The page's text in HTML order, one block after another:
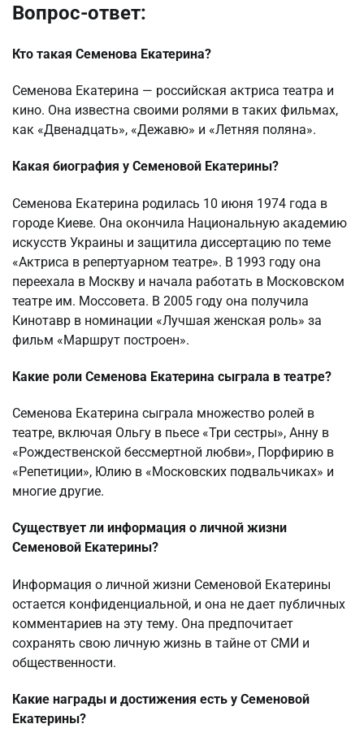
Вопрос-ответ:
Кто такая Семенова Екатерина?
Семенова Екатерина — российская актриса театра и
кино. Она известна своими ролями в таких фильмах,
как «Двенадцать», «Дежавю» и «Летняя поляна».
Какая биография у Семеновой Екатерины?
Семенова Екатерина родилась 10 июня 1974 года в
городе Киеве. Она окончила Национальную академию
искусств Украины и защитила диссертацию по теме
«Актриса в репертуарном театре». В 1993 году она
переехала в Москву и начала работать в Московском
театре им. Моссовета. В 2005 году она получила
Кинотавр в номинации «Лучшая женская роль» за
фильм «Маршрут построен».
Какие роли Семенова Екатерина сыграла в театре?
Семенова Екатерина сыграла множество ролей в
театре, включая Ольгу в пьесе «Три сестры», Анну в
«Рождественской бессмертной любви», Порфирию в
«Репетиции», Юлию в «Московских подвальчиках» и
многие другие.
Существует ли информация о личной жизни
Семеновой Екатерины?
Информация о личной жизни Семеновой Екатерины
остается конфиденциальной, и она не дает публичных
комментариев на эту тему. Она предпочитает
сохранять свою личную жизнь в тайне от СМИ и
общественности.
Какие награды и достижения есть у Семеновой
Екатерины?